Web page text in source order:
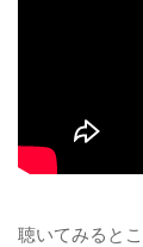
聴いてみると